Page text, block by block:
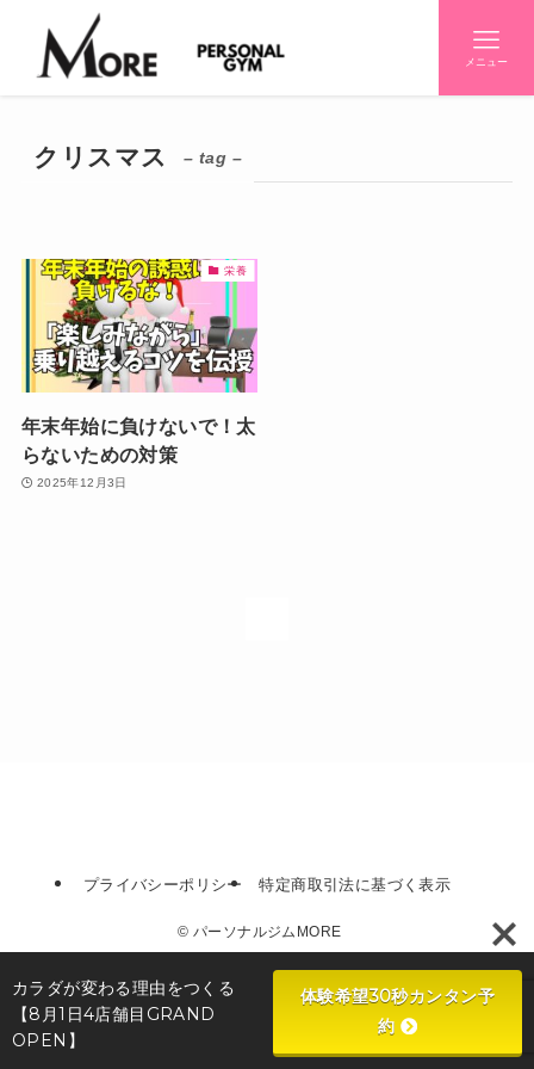
メニュー
クリスマス – tag –
栄養
年末年始に負けないで！太
らないための対策
2025年12月3日
プライバシーポリシー 特定商取引法に基づく表示
© パーソナルジムMORE
カラダが変わる理由をつくる
【8月1日4店舗目GRAND
OPEN】
体験希望30秒カンタン予
約